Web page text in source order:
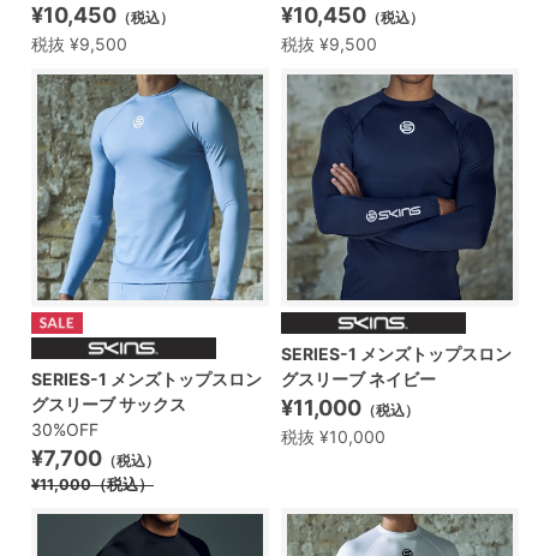
¥10,450 （税込）
税抜 ¥9,500
¥10,450 （税込）
税抜 ¥9,500
SERIES-1 メンズトップスロン
グスリーブ サックス
30%OFF
¥7,700 （税込）
¥11,000（税込）
SERIES-1 メンズトップスロン
グスリーブ ネイビー
¥11,000 （税込）
税抜 ¥10,000